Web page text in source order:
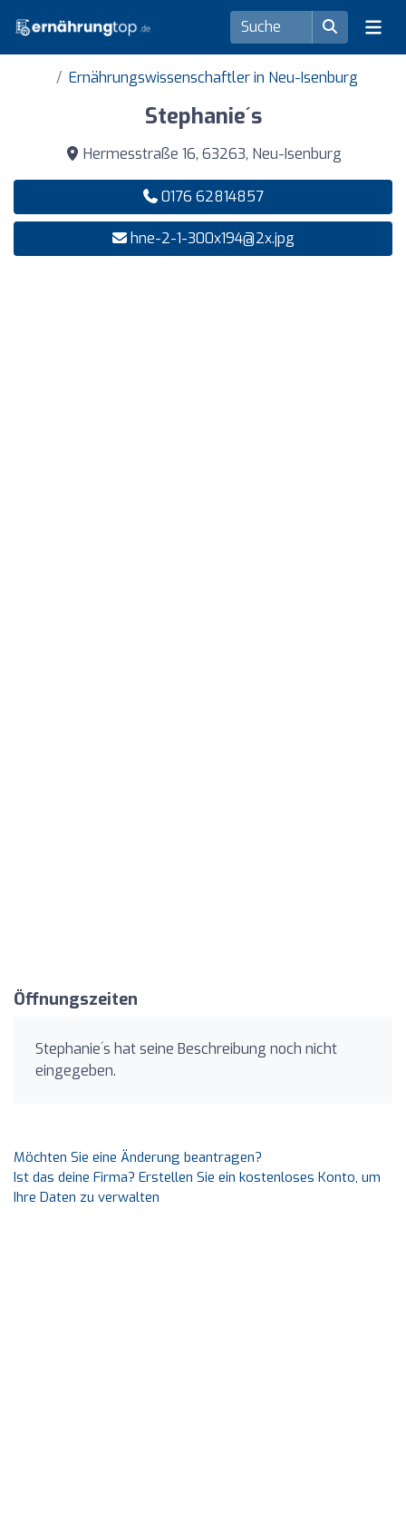
Ernährungswissenschaftler in Neu-Isenburg
Stephanie´s
Hermesstraße 16, 63263, Neu-Isenburg
0176 62814857
hne-2-1-300x194@2x.jpg
Öffnungszeiten
Stephanie´s hat seine Beschreibung noch nicht
eingegeben.
Möchten Sie eine Änderung beantragen?
Ist das deine Firma? Erstellen Sie ein kostenloses Konto, um
Ihre Daten zu verwalten